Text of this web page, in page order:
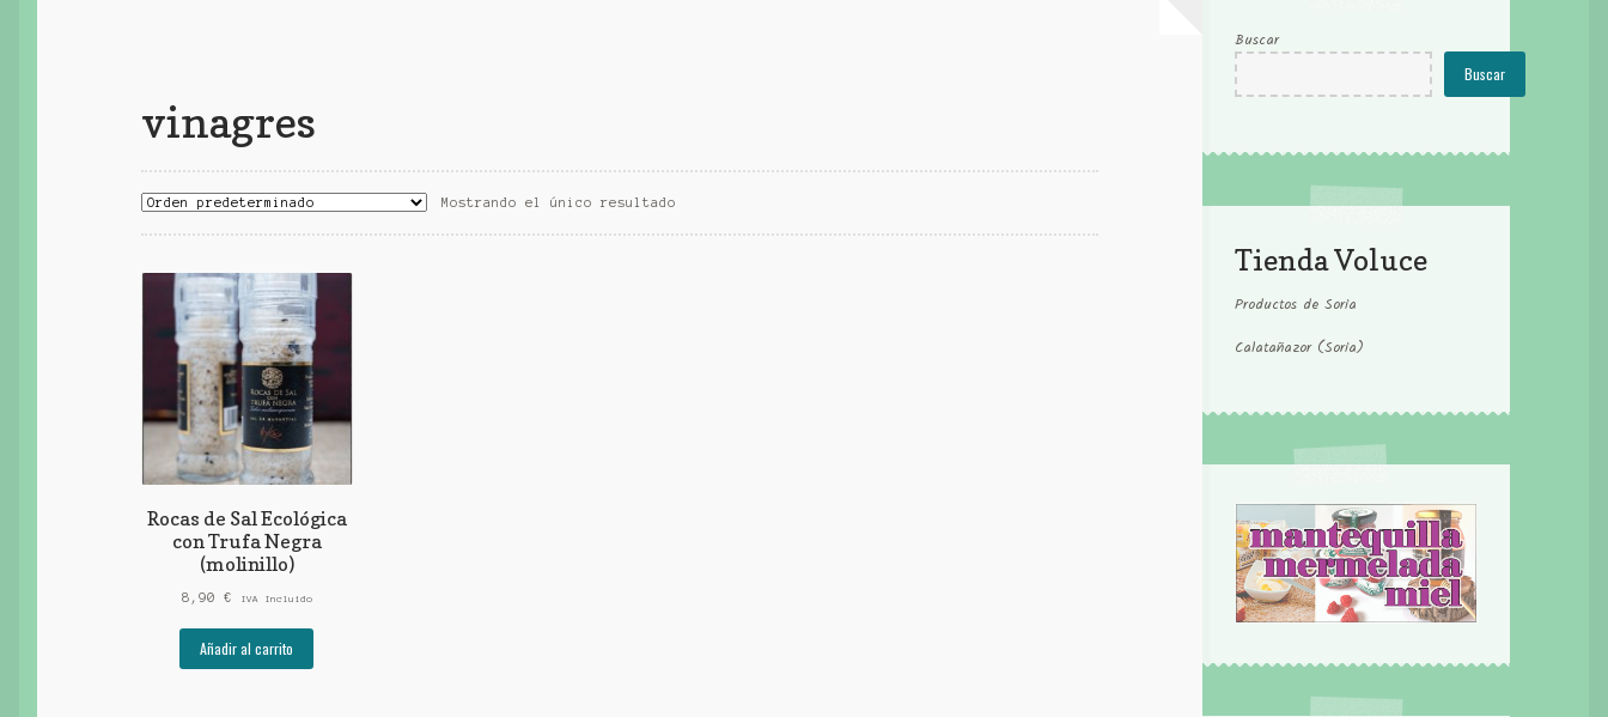
vinagres
Mostrando el único resultado
Rocas de Sal Ecológica
con Trufa Negra
(molinillo)
8,90 € IVA Incluido
Añadir al carrito
Buscar
Buscar
Tienda Voluce
Productos de Soria
Calatañazor (Soria)